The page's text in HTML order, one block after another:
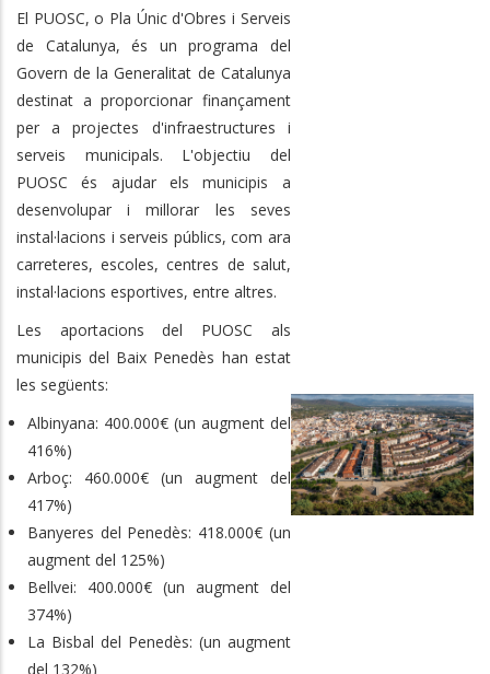
El PUOSC, o Pla Únic d'Obres i Serveis
de Catalunya, és un programa del
Govern de la Generalitat de Catalunya
destinat a proporcionar finançament
per a projectes d'infraestructures i
serveis municipals. L'objectiu del
PUOSC és ajudar els municipis a
desenvolupar i millorar les seves
instal·lacions i serveis públics, com ara
carreteres, escoles, centres de salut,
instal·lacions esportives, entre altres.
Les aportacions del PUOSC als
municipis del Baix Penedès han estat
les següents:
Albinyana: 400.000€ (un augment del
416%)
Arboç: 460.000€ (un augment del
417%)
Banyeres del Penedès: 418.000€ (un
augment del 125%)
Bellvei: 400.000€ (un augment del
374%)
La Bisbal del Penedès: (un augment
del 132%)